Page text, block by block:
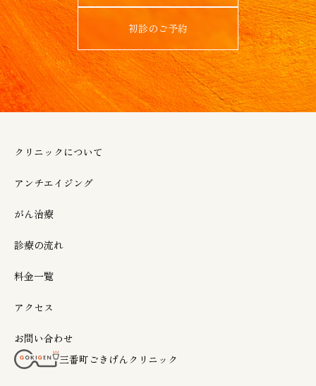
初診のご予約
三番町ごきげんクリニック
クリニックについて
アンチエイジング
がん治療
診療の流れ
料金一覧
アクセス
お問い合わせ